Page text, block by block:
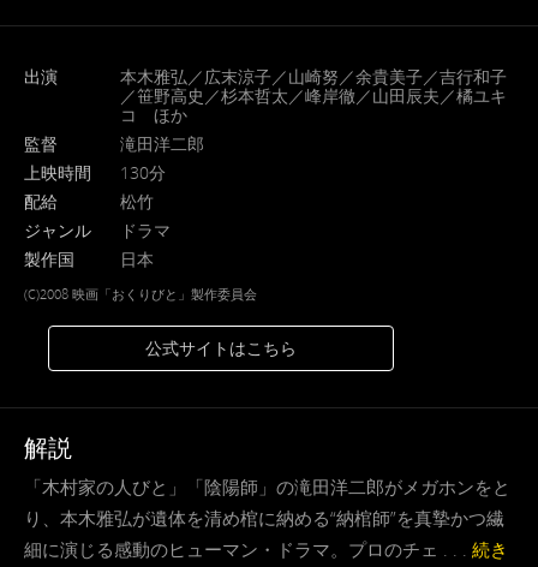
出演
本木雅弘／広末涼子／山崎努／余貴美子／吉行和子
／笹野高史／杉本哲太／峰岸徹／山田辰夫／橘ユキ
コ ほか
監督
滝田洋二郎
上映時間
130分
配給
松竹
ジャンル
ドラマ
製作国
日本
(C)2008 映画「おくりびと」製作委員会
公式サイトはこちら
解説
「木村家の人びと」「陰陽師」の滝田洋二郎がメガホンをと
り、本木雅弘が遺体を清め棺に納める“納棺師”を真摯かつ繊
細に演じる感動のヒューマン・ドラマ。プロのチェ . . . 続き